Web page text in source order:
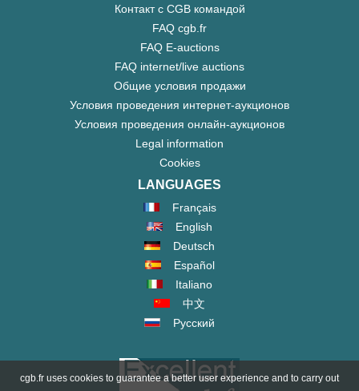
Контакт с CGB командой
FAQ cgb.fr
FAQ E-auctions
FAQ internet/live auctions
Общие условия продажи
Условия проведения интернет-аукционов
Условия проведения онлайн-аукционов
Legal information
Cookies
LANGUAGES
Français
English
Deutsch
Español
Italiano
中文
Русский
cgb.fr uses cookies to guarantee a better user experience and to carry out